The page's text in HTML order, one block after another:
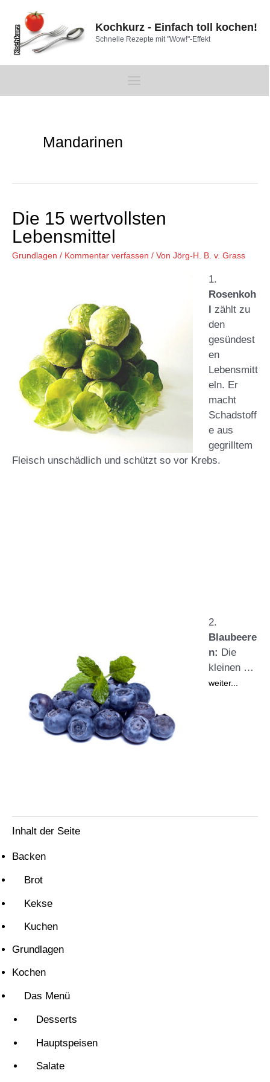
Inhalt
springen
Kochkurz - Einfach toll kochen!
Schnelle Rezepte mit "Wow!"-Effekt
Main
Mandarinen
Die 15 wertvollsten
Lebensmittel
Grundlagen / Kommentar verfassen / Von Jörg-H. B. v. Grass
1.
Rosenkoh
l zählt zu
den
gesündest
en
Lebensmitt
eln. Er
macht
Schadstoff
e aus
gegrilltem
Fleisch unschädlich und schützt so vor Krebs.
2.
Blaubeere
n: Die
kleinen …
weiter...
Inhalt der Seite
Backen
Brot
Kekse
Kuchen
Grundlagen
Kochen
Das Menü
Desserts
Hauptspeisen
Salate